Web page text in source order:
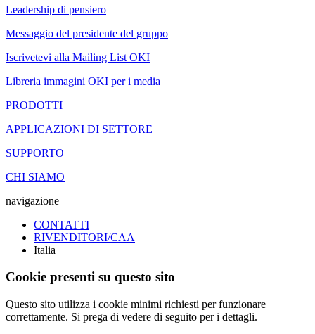
Leadership di pensiero
Messaggio del presidente del gruppo
Iscrivetevi alla Mailing List OKI
Libreria immagini OKI per i media
PRODOTTI
APPLICAZIONI DI SETTORE
SUPPORTO
CHI SIAMO
navigazione
CONTATTI
RIVENDITORI/CAA
Italia
Cookie presenti su questo sito
Questo sito utilizza i cookie minimi richiesti per funzionare
correttamente. Si prega di vedere di seguito per i dettagli.